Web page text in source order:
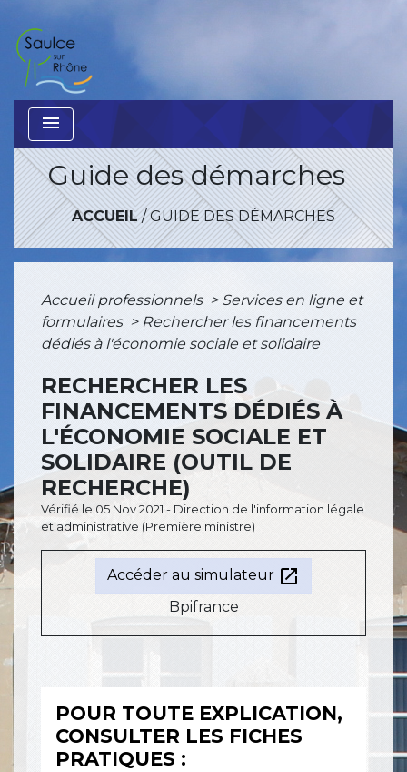
menu
Guide des démarches
ACCUEIL/GUIDE DES DÉMARCHES
Accueil professionnels > Services en ligne et
formulaires > Rechercher les financements
dédiés à l'économie sociale et solidaire
RECHERCHER LES
FINANCEMENTS DÉDIÉS À
L'ÉCONOMIE SOCIALE ET
SOLIDAIRE (OUTIL DE
RECHERCHE)
Vérifié le 05 Nov 2021 - Direction de l'information légale
et administrative (Première ministre)
Accéder au simulateur open_in_new
Bpifrance
POUR TOUTE EXPLICATION,
CONSULTER LES FICHES
PRATIQUES :